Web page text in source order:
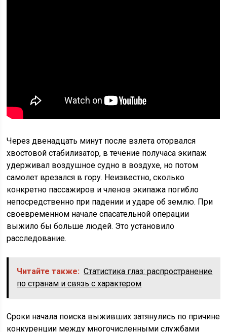
Через двенадцать минут после взлета оторвался
хвостовой стабилизатор, в течение получаса экипаж
удерживал воздушное судно в воздухе, но потом
самолет врезался в гору. Неизвестно, сколько
конкретно пассажиров и членов экипажа погибло
непосредственно при падении и ударе об землю. При
своевременном начале спасательной операции
выжило бы больше людей. Это установило
расследование.
Читайте также: Статистика глаз: распространение
по странам и связь с характером
Сроки начала поиска выживших затянулись по причине
конкуренции между многочисленными службами